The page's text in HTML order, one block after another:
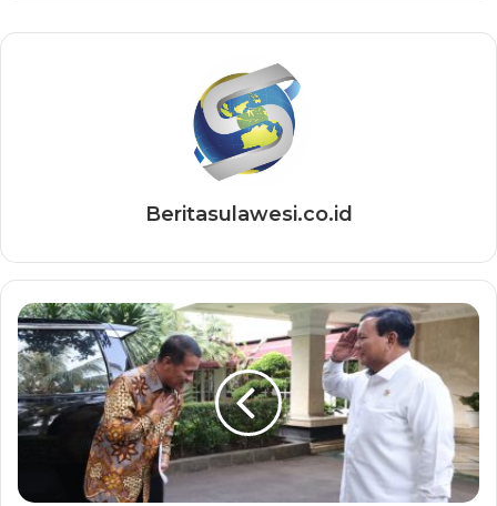
Beritasulawesi.co.id